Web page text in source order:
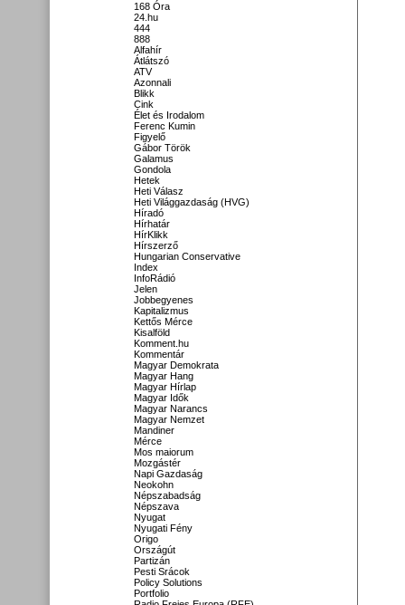
168 Óra
24.hu
444
888
Alfahír
Átlátszó
ATV
Azonnali
Blikk
Cink
Élet és Irodalom
Ferenc Kumin
Figyelő
Gábor Török
Galamus
Gondola
Hetek
Heti Válasz
Heti Világgazdaság (HVG)
Híradó
Hírhatár
HírKlikk
Hírszerző
Hungarian Conservative
Index
InfoRádió
Jelen
Jobbegyenes
Kapitalizmus
Kettős Mérce
Kisalföld
Komment.hu
Kommentár
Magyar Demokrata
Magyar Hang
Magyar Hírlap
Magyar Idők
Magyar Narancs
Magyar Nemzet
Mandiner
Mérce
Mos maiorum
Mozgástér
Napi Gazdaság
Neokohn
Népszabadság
Népszava
Nyugat
Nyugati Fény
Origo
Országút
Partizán
Pesti Srácok
Policy Solutions
Portfolio